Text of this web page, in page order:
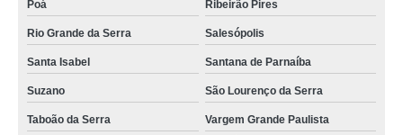
instalação de piso de madeira em Guararema
piso de madeira maciça em Francisco Morato
Poá Ribeirão Pires
Rio Grande da Serra Salesópolis
Santa Isabel Santana de Parnaíba
Suzano São Lourenço da Serra
Taboão da Serra
Vargem Grande Paulista